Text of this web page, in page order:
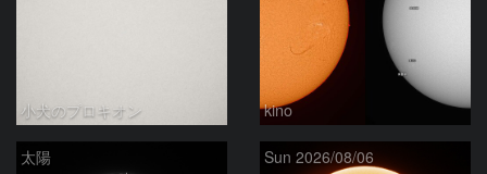
小犬のプロキオン kino
太陽 Sun 2026/08/06